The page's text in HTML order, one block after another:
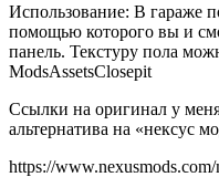
Использование: В гараже
помощью которого вы и
панель. Текстуру пола
ModsAssetsClosepit
Ссылки на оригинал у
альтернатива на «нексус
https://